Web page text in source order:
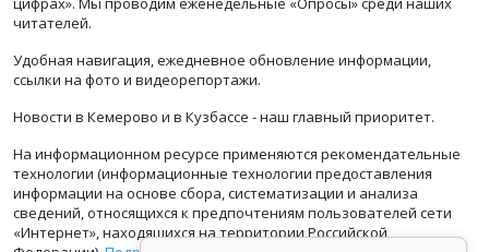
читателей.
Удобная навигация, ежедневное обновление информации,
ссылки на фото и видеорепортажи.
Новости в Кемерово и в Кузбассе - наш главный приоритет.
На информационном ресурсе применяются рекомендательные
технологии (информационные технологии предоставления
информации на основе сбора, систематизации и анализа
сведений, относящихся к предпочтениям пользователей сети
«Интернет», находящихся на территории Российской